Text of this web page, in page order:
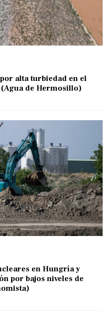
alta turbiedad en el
de Hermosillo)
en Hungría y
por bajos niveles de